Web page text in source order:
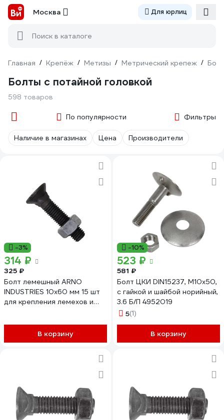
Москва Для юрлиц
Поиск в каталоге
Главная / Крепёж / Метизы / Метрический крепеж /
Болты с потайной головкой
598 товаров
По популярности Фильтры
Наличие в магазинах Цена Производители
-3%
314 ₽
325 ₽
Болт лемешный ARNO
INDUSTRIES 10х60 мм 15 шт
для крепления лемехов и
В корзину
-10%
523 ₽
581 ₽
Болт ЦКИ DIN15237, М10x50,
с гайкой и шайбой норийный,
3.6 Б/П 4952019
5(1)
В корзину